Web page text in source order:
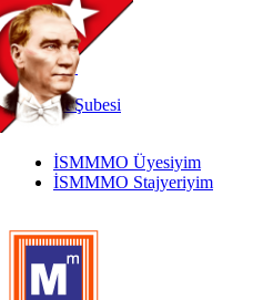
TR
|
EN
İnternetŞubesi
İSMMMO Üyesiyim
İSMMMO Stajyeriyim